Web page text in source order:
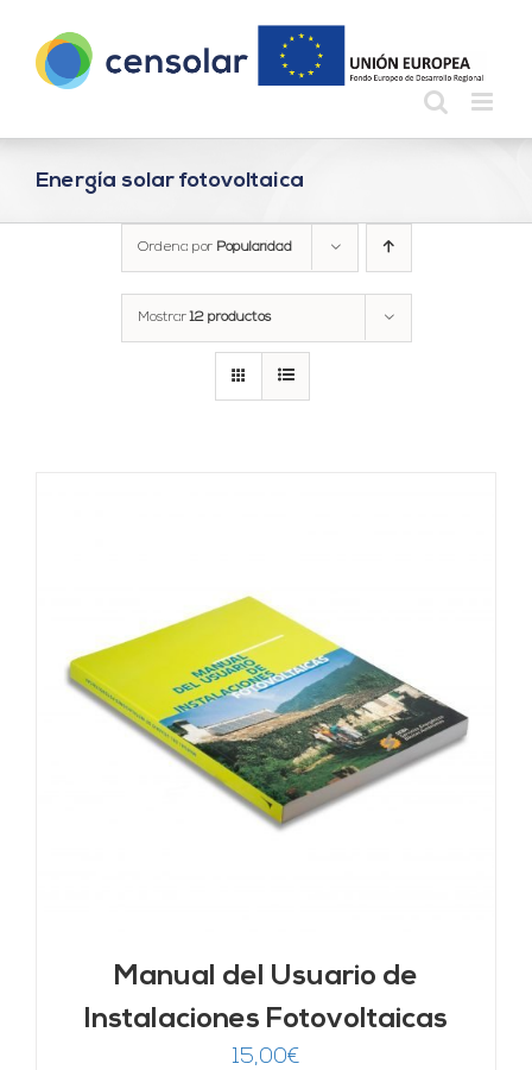
contenido
Energía solar fotovoltaica
Ordena por Popularidad
Mostrar12 productos
Manual del Usuario de
Instalaciones Fotovoltaicas
15,00€